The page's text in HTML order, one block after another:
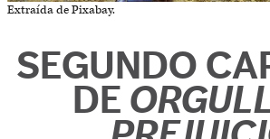
Extraída de Pixabay.
SEGUNDO
DE